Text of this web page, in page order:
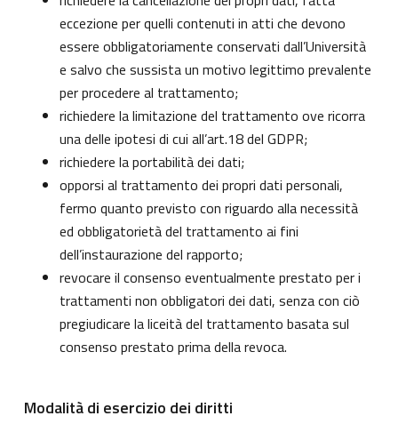
eccezione per quelli contenuti in atti che devono
essere obbligatoriamente conservati dall’Università
e salvo che sussista un motivo legittimo prevalente
per procedere al trattamento;
richiedere la limitazione del trattamento ove ricorra
una delle ipotesi di cui all’art.18 del GDPR;
richiedere la portabilità dei dati;
opporsi al trattamento dei propri dati personali,
fermo quanto previsto con riguardo alla necessità
ed obbligatorietà del trattamento ai fini
dell’instaurazione del rapporto;
revocare il consenso eventualmente prestato per i
trattamenti non obbligatori dei dati, senza con ciò
pregiudicare la liceità del trattamento basata sul
consenso prestato prima della revoca.
Modalità di esercizio dei diritti